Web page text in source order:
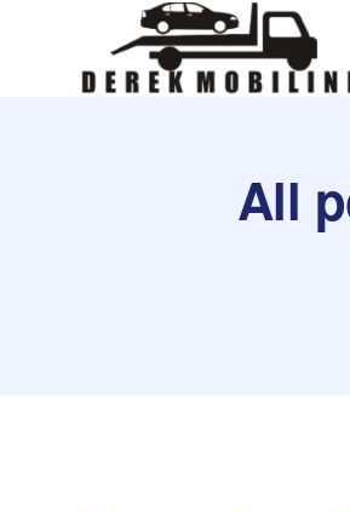
All